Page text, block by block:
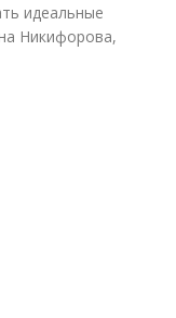
идеальные
Никифорова,